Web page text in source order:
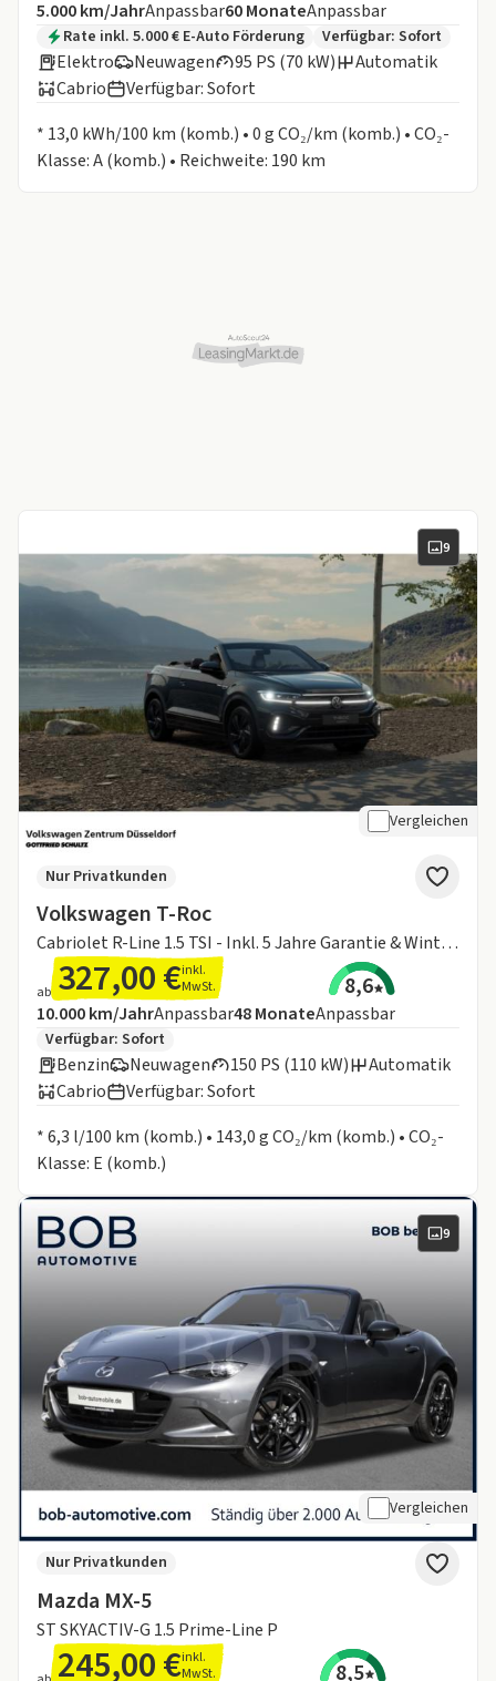
Angebotsdetails:
Inklusive Laufleistung
5.000 km/JahrAnpassbarLaufzeit
60MonateAnpassbar
Zusätzliche Fahrzeuginformationen:
Rate inkl. 5.000 € E-Auto Förderung Verfügbar: Sofort
Elektro Neuwagen 95 PS (70 kW)
Automatik
Cabrio
Verfügbar: Sofort
* 13,0 kWh/100 km (komb.) • 0 g CO₂/km (komb.) • CO₂-
Klasse: A (komb.) • Reichweite: 190 km
9
Vergleichen
Volkswagen T-Roc
Cabriolet R-Line 1.5 TSI - Inkl. 5 Jahre Garantie & Winterrädern (Düsseldorf)
Nur Privatkunden
ab 327,00 €inkl.
MwSt.
8,6
Angebotsdetails:
Inklusive Laufleistung
10.000 km/JahrAnpassbarLaufzeit
48MonateAnpassbar
Zusätzliche Fahrzeuginformationen:
Verfügbar: Sofort
Benzin Neuwagen 150 PS (110 kW)
Automatik
Cabrio
Verfügbar: Sofort
* 6,3 l/100 km (komb.) • 143,0 g CO₂/km (komb.) • CO₂-
Klasse: E (komb.)
9
Vergleichen
Mazda MX-5
ST SKYACTIV-G 1.5 Prime-Line P
Nur Privatkunden
245,00 €inkl.
MwSt.
8,5